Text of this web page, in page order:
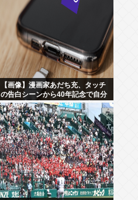
【画像】漫画家あだち充、タッチ
の告白シーンから40年記念で自分
自身が浅倉南になりきり投稿